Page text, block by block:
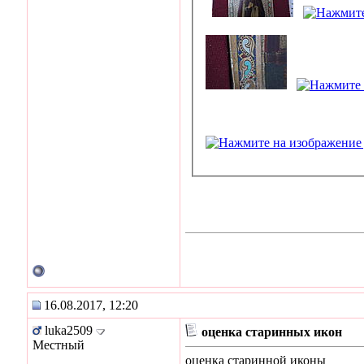
16.08.2017, 12:20
luka2509
Местный
оценка старинных икон
оценка старинной иконы